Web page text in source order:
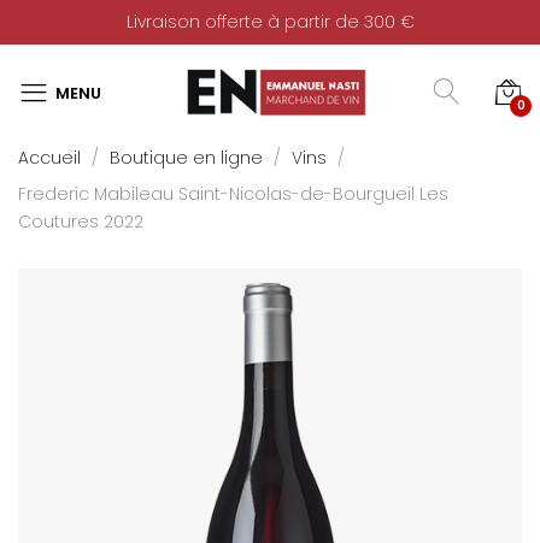
Livraison offerte à partir de 300 €
0
Accueil Boutique en ligne
Vins
Frederic Mabileau Saint-Nicolas-de-Bourgueil Les
Coutures 2022